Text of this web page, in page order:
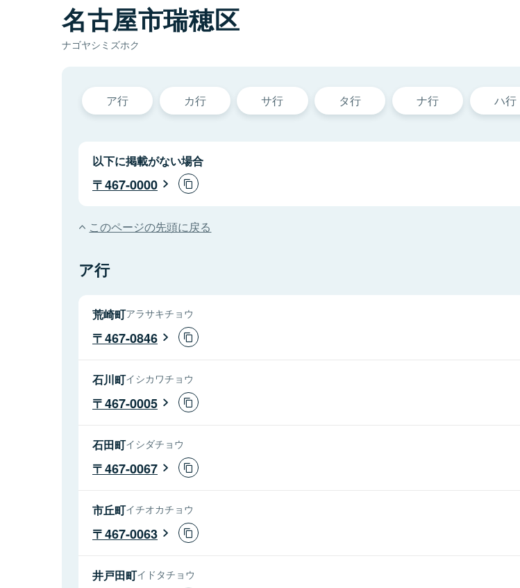
名古屋市瑞穂区
ナゴヤシミズホク
ア行 カ行 サ行 タ行 ナ行 ハ行
以下に掲載がない場合
467-0000
このページの先頭に戻る
ア行
荒崎町アラサキチョウ
467-0846
石川町イシカワチョウ
467-0005
石田町イシダチョウ
467-0067
市丘町イチオカチョウ
467-0063
井戸田町イドタチョウ